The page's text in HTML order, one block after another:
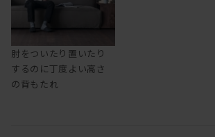
肘をついたり置いたり
するのに丁度よい高さ
の背もたれ